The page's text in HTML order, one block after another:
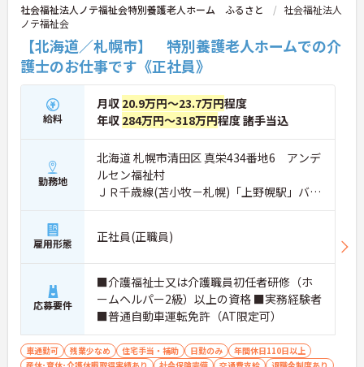
社会福祉法人ノテ福祉会特別養護老人ホーム ふるさと
社会福祉法人
ノテ福祉会
【北海道／札幌市】 特別養護老人ホームでの介
護士のお仕事です《正社員》
給料
月収 20.9万円～23.7万円程度
年収 284万円～318万円程度 諸手当込
勤務地
北海道 札幌市清田区 真栄434番地6 アンデ
ルセン福祉村
ＪＲ千歳線(苫小牧－札幌)「上野幌駅」バ
ス・車20分
雇用形態 正社員(正職員)
応募要件
■介護福祉士又は介護職員初任者研修（ホ
ームヘルパー2級）以上の資格 ■実務経験者
■普通自動車運転免許（AT限定可）
車通勤可 残業少なめ 住宅手当・補助 日勤のみ
年間休日110日以上